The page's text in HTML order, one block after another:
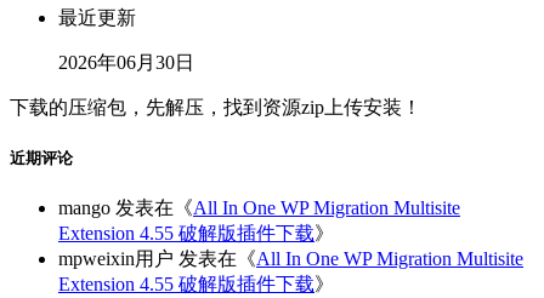
最近更新
2026年06月30日
下载的压缩包，先解压，找到资源zip上传安装！
近期评论
mango 发表在《All In One WP Migration Multisite
Extension 4.55 破解版插件下载》
mpweixin用户 发表在《All In One WP Migration Multisite
Extension 4.55 破解版插件下载》